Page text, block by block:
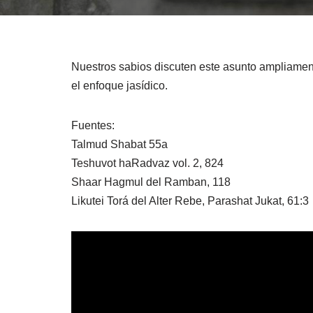
Nuestros sabios discuten este asunto
el enfoque jasídico.
Fuentes:
Talmud Shabat 55a
Teshuvot haRadvaz vol. 2, 824
Shaar Hagmul del Ramban, 118
Likutei Torá del Alter Rebe, Parashat Jukat, 61:3